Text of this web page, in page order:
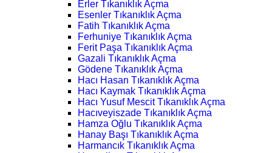
Erler Tıkanıklık Açma
Esenler Tıkanıklık Açma
Fatih Tıkanıklık Açma
Ferhuniye Tıkanıklık Açma
Ferit Paşa Tıkanıklık Açma
Gazali Tıkanıklık Açma
Gödene Tıkanıklık Açma
Hacı Hasan Tıkanıklık Açma
Hacı Kaymak Tıkanıklık Açma
Hacı Yusuf Mescit Tıkanıklık Açma
Hacıveyiszade Tıkanıklık Açma
Hamza Oğlu Tıkanıklık Açma
Hanay Başı Tıkanıklık Açma
Harmancık Tıkanıklık Açma